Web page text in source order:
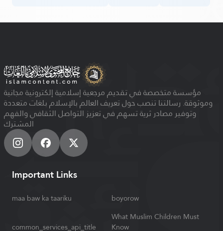
مؤسسة متخصصة في تقديم مرجعية إسلامية إلكترونية مجانية
وموثوقة. رسالتنا تنصب حول تعريف العالم بالإسلام بلغات متعددة
وتوفير مصادر ثرية تسهم في تعزيز التواصل الثقافي والفهم
المشترك
Important Links
maa baw ka taariku boyorow
common_services_api_title
What Muslim Children Must
Know